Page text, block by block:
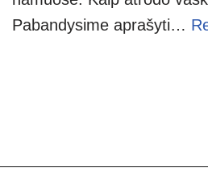
Pabandysime aprašyti…